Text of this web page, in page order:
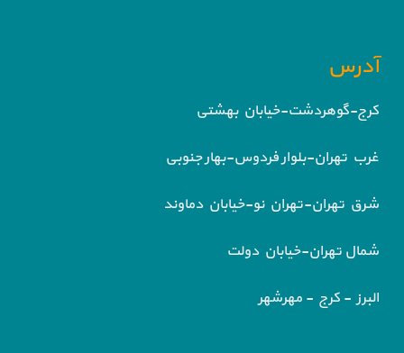
آدرس
کرج-گوهردشت-خیابان بهشتی
غرب تهران-بلوار فردوس-بهار جنوبی
شرق تهران-تهران نو-خیابان دماوند
شمال تهران-خیابان دولت
البرز - کرج - مهرشهر